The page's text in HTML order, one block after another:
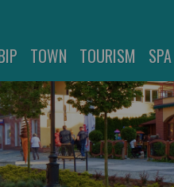
TOWN TOURISM SPA